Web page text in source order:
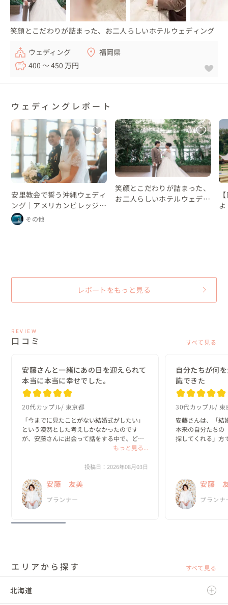
笑顔とこだわりが詰まった、お二人らしいホテルウェディング
ウェディング
福岡県
400 〜 450 万円
ウェディングレポート
安里教会で誓う沖縄ウェディ
ング｜アメリカンビレッジの
レストランパーティー
その他
笑顔とこだわりが詰まった、
お二人らしいホテルウェディ
レポートをもっと見る
REVIEW
口コミ すべて見る
安藤さんと一緒にあの日を迎えられて
本当に本当に幸せでした。
20代カップル 東京都
「今までに見たことがない結婚式がしたい」
という漠然とした考えしかなかったのです
が、安藤さんに出会って話をする中で、どん
な一日にしたいのか？がどんどん具体的にな
ったことを、安藤さんは「何として...
もっと見る...
投稿日：2026年08月03日
安藤 友美
プランナー
自分たちが何
識できた
30代カップル 東
安藤さんは、「結
本来の自分たちの
探してくれる」方
新郎・新婦に招待
の、ほと...
安藤
プランナ
エリアから探す すべて見る
北海道